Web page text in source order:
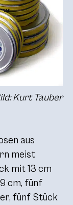
Kurt Tauber
aus
meist
mit 13 cm
cm, fünf
fünf Stück